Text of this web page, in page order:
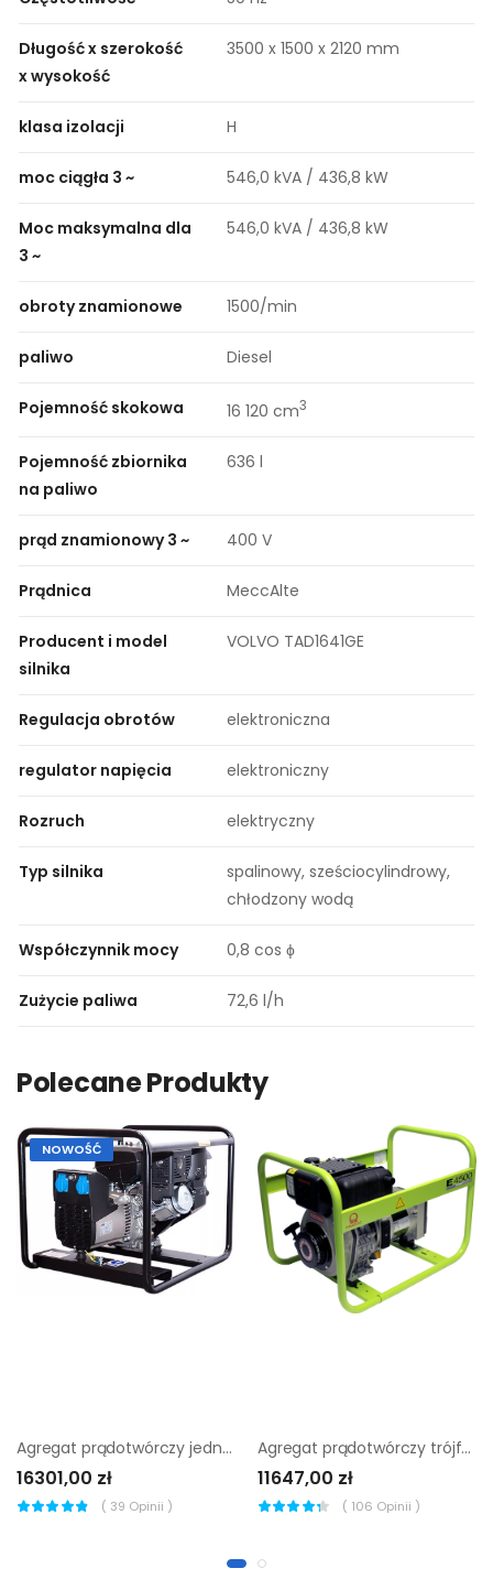
Długość x szerokość
x wysokość
3500 x 1500 x 2120 mm
klasa izolacji H
moc ciągła 3 ~ 546,0 kVA / 436,8 kW
Moc maksymalna dla
3 ~
546,0 kVA / 436,8 kW
obroty znamionowe 1500/min
paliwo Diesel
Pojemność skokowa 16 120 cm3
Pojemność zbiornika
na paliwo
636 l
prąd znamionowy 3 ~ 400 V
Prądnica MeccAlte
Producent i model
silnika
VOLVO TAD1641GE
Regulacja obrotów elektroniczna
regulator napięcia elektroniczny
Rozruch elektryczny
Typ silnika
spalinowy, sześciocylindrowy,
chłodzony wodą
Współczynnik mocy 0,8 cos ϕ
Zużycie paliwa 72,6 l/h
Polecane Produkty
NOWOŚĆ
Agregat prądotwórczy jednofazowy Sumera Motor smg-6me-l-avr
16301,00 zł
( 39 Opinii )
Agregat prądotwórczy trójfazowy Pramac E4500
11647,00 zł
( 106 Opinii )